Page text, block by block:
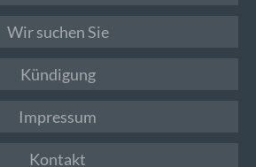
Wir suchen Sie
Kündigung
Impressum
Kontakt